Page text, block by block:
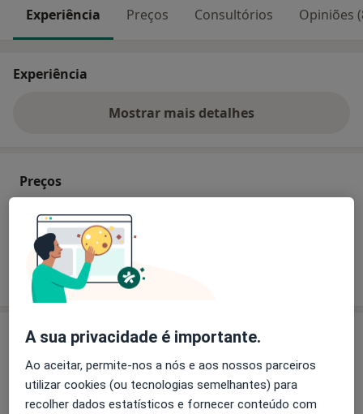
Experiência Preços Consultórios Opiniões
Experiência
Mostrar mais detalhes
sobre a experiência
Preços
Sem informação sobre serviços e preços
Este especialista ainda não adicionou nenhuma
informação sobre serviços
Consultório
Consultório privado
R Condominhas 475, Porto
A sua privacidade é importante.
Ao aceitar, permite-nos a nós e aos nossos parceiros
utilizar cookies (ou tecnologias semelhantes) para
recolher dados estatísticos e fornecer conteúdo com